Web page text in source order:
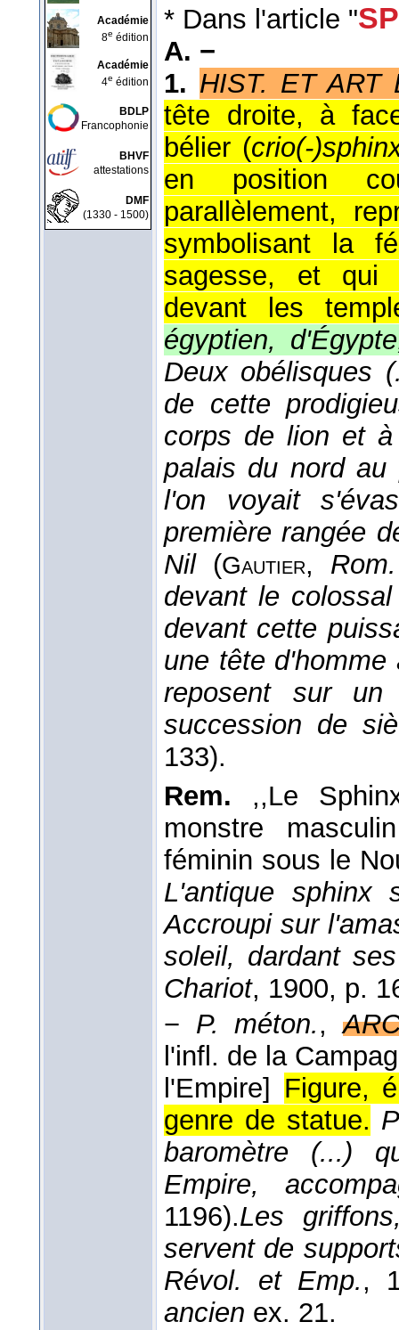
Académie
8e édition
Académie
4e édition
BDLP
Francophonie
BHVF
attestations
DMF
(1330 - 1500)
* Dans l'article "
A. −
1. HIST. ET ART
tête droite, à
bélier (crio(-
en position
parallèlement,
symbolisant la
sagesse, et qui
devant les
égyptien,
Deux obélisques
de cette
corps de lion et
palais du nord
l'on voyait
première rangée
Nil(Gautier,
devant le
devant cette
une tête
reposent sur un
succession de
133).
Rem. ,,Le
monstre
féminin sous le
L'antique sphinx
Accroupi sur
soleil, dardant
Chariot, 1900, p.
− P. méton.,
l'infl. de la
l'Empire]
Figure,
genre de statue.
baromètre (...)
Empire,
1196).Les
servent de
Révol. et Emp.,
ancien ex. 21.